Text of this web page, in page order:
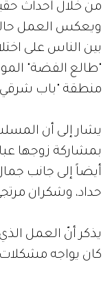
من خلال أحداث
ويعكس العمل
بين الناس على
"طالع الفضة"
منطقة "باب
يشار إلى أن
بمشاركة زوجها
أيضاً إلى جانب
حداد، وشكران
يذكر أنّ العمل
كان يواجه